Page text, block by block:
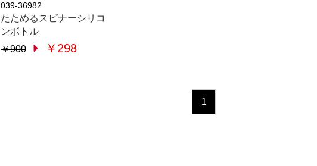
039-36982
たためるスピナーシリコ
ンボトル
￥900
￥298
1